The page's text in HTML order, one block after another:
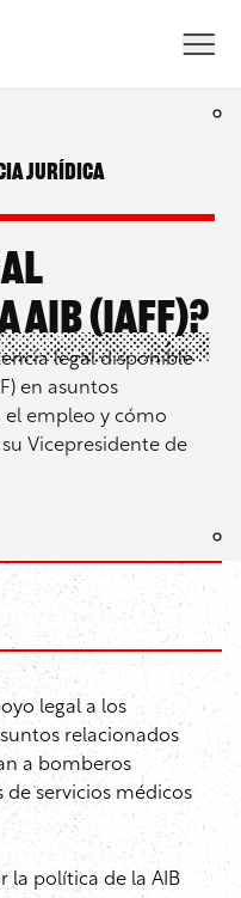
(IAFF)?
legal disponible
en asuntos
empleo y cómo
Vicepresidente de
jurídica
legal a los
relacionados
a bomberos
de servicios médicos
la política de la AIB